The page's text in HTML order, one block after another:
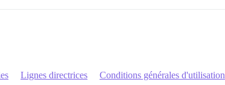
Lignes directrices Conditions générales d'utilisation